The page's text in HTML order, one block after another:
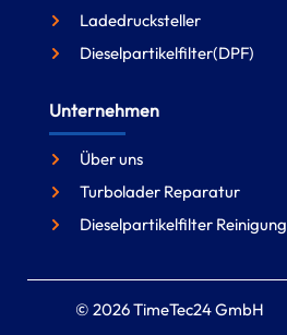
Ladedrucksteller
Dieselpartikelfilter(DPF)
Unternehmen
Über uns
Turbolader Reparatur
Dieselpartikelfilter Reinigung
© 2026 TimeTec24 GmbH